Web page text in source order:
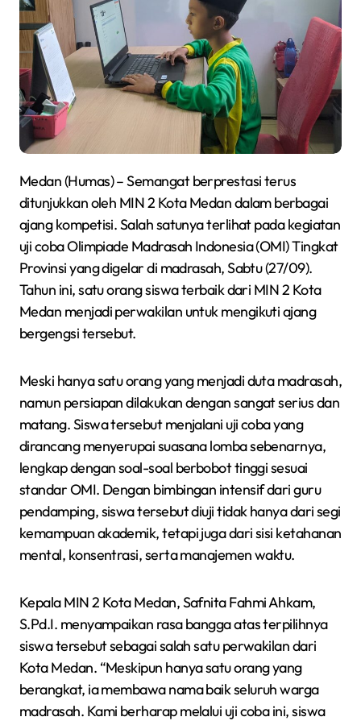
Medan (Humas) – Semangat berprestasi terus
ditunjukkan oleh MIN 2 Kota Medan dalam berbagai
ajang kompetisi. Salah satunya terlihat pada kegiatan
uji coba Olimpiade Madrasah Indonesia (OMI) Tingkat
Provinsi yang digelar di madrasah, Sabtu (27/09).
Tahun ini, satu orang siswa terbaik dari MIN 2 Kota
Medan menjadi perwakilan untuk mengikuti ajang
bergengsi tersebut.
Meski hanya satu orang yang menjadi duta madrasah,
namun persiapan dilakukan dengan sangat serius dan
matang. Siswa tersebut menjalani uji coba yang
dirancang menyerupai suasana lomba sebenarnya,
lengkap dengan soal-soal berbobot tinggi sesuai
standar OMI. Dengan bimbingan intensif dari guru
pendamping, siswa tersebut diuji tidak hanya dari segi
kemampuan akademik, tetapi juga dari sisi ketahanan
mental, konsentrasi, serta manajemen waktu.
Kepala MIN 2 Kota Medan, Safnita Fahmi Ahkam,
S.Pd.I. menyampaikan rasa bangga atas terpilihnya
siswa tersebut sebagai salah satu perwakilan dari
Kota Medan. “Meskipun hanya satu orang yang
berangkat, ia membawa nama baik seluruh warga
madrasah. Kami berharap melalui uji coba ini, siswa